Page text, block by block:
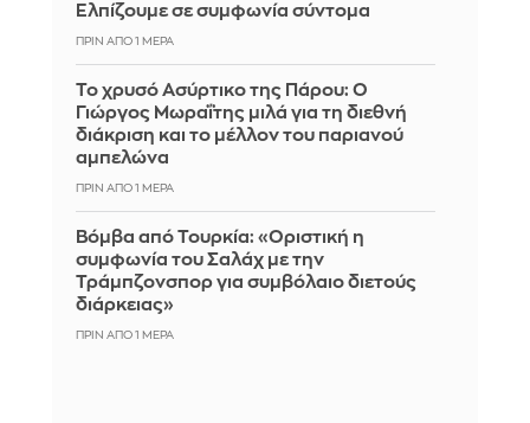
Ελπίζουμε σε συμφωνία σύντομα
ΠΡΙΝ ΑΠΌ 1 ΜΈΡΑ
Το χρυσό Ασύρτικο της Πάρου: Ο
Γιώργος Μωραΐτης μιλά για τη διεθνή
διάκριση και το μέλλον του παριανού
αμπελώνα
ΠΡΙΝ ΑΠΌ 1 ΜΈΡΑ
Βόμβα από Τουρκία: «Οριστική η
συμφωνία του Σαλάχ με την
Τράμπζονσπορ για συμβόλαιο διετούς
διάρκειας»
ΠΡΙΝ ΑΠΌ 1 ΜΈΡΑ